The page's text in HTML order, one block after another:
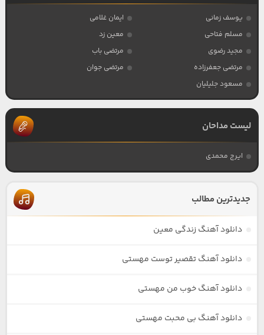
یوسف زمانی
ایمان غلامی
مسلم فتاحی
معین زد
مجید رضوی
مرتضی باب
مرتضی جعفرزاده
مرتضی جوان
مسعود جلیلیان
لیست مداحان
ایرج محمدی
جدیدترین مطالب
دانلود آهنگ زندگی معین
دانلود آهنگ تقصیر توست مهستی
دانلود آهنگ خوب من مهستی
دانلود آهنگ بی محبت مهستی